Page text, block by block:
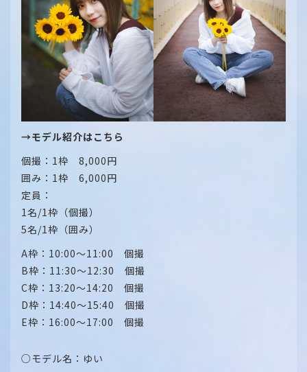
→モデル紹介はこちら
個撮：1枠 8,000円
囲み：1枠 6,000円
定員：
1名/1枠（個撮）
5名/1枠（囲み）
A枠：10:00～11:00 個撮
B枠：11:30～12:30 個撮
C枠：13:20～14:20 個撮
D枠：14:40～15:40 個撮
E枠：16:00～17:00 個撮
○モデル名：ゆい